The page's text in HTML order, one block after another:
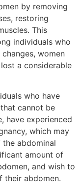
by removing
restoring
This
individuals who
women
a considerable
who have
cannot be
have experienced
which may
abdominal
amount of
and wish to
their abdomen.